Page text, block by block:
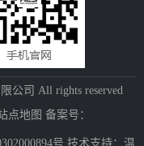
公司 All rights reserved
点地图 备案号：